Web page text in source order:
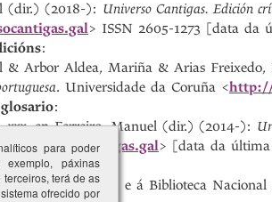
(dir.) (2018-): Universo Cantigas. Edición
> ISSN 2605-1273 [data da
:
& Arbor Aldea, Mariña & Arias
. Universidade da Coruña <http://
:
xxx, en Ferreiro, Manuel (dir.) (2014-):
universocantigas.gal> [data da
da Ajuda e á Biblioteca
para poder
páxinas
terceiros, terá de as
ofrecido por